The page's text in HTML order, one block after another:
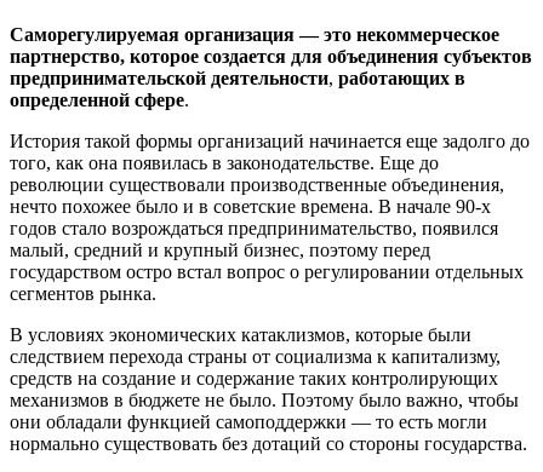
Саморегулируемая организация — это некоммерческое
партнерство, которое создается для объединения субъектов
предпринимательской деятельности, работающих в
определенной сфере.
История такой формы организаций начинается еще задолго до
того, как она появилась в законодательстве. Еще до
революции существовали производственные объединения,
нечто похожее было и в советские времена. В начале 90-х
годов стало возрождаться предпринимательство, появился
малый, средний и крупный бизнес, поэтому перед
государством остро встал вопрос о регулировании отдельных
сегментов рынка.
В условиях экономических катаклизмов, которые были
следствием перехода страны от социализма к капитализму,
средств на создание и содержание таких контролирующих
механизмов в бюджете не было. Поэтому было важно, чтобы
они обладали функцией самоподдержки — то есть могли
нормально существовать без дотаций со стороны государства.